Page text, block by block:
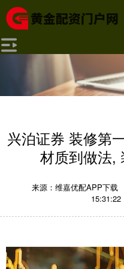
兴泊证券 装修第
材质到做法,
来源：维嘉优配APP下载
15:31:22